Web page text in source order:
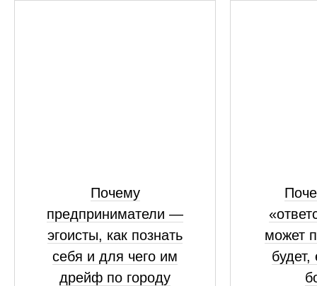
Почему
предприниматели —
эгоисты, как познать
себя и для чего им
дрейф по городу
может
будет,